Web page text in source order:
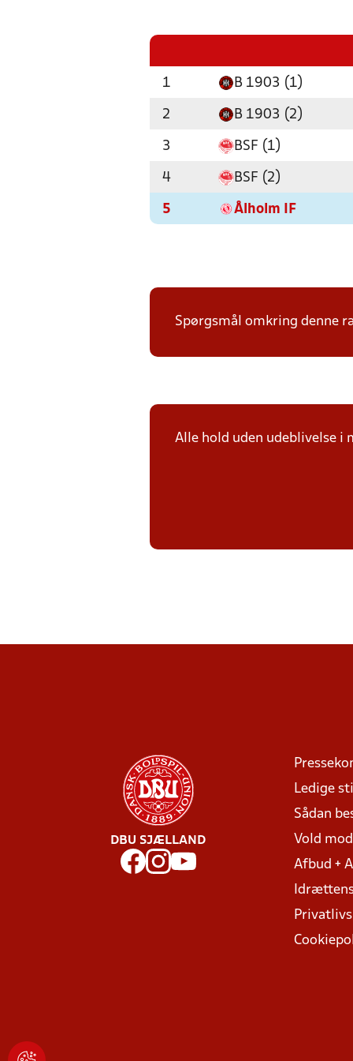
1 B 1903 (1)
2 B 1903 (2)
3 BSF (1)
4 BSF (2)
5 Ålholm IF
Spørgsmål omkring denne
Alle hold uden udeblivelse
DBU SJÆLLAND
Ledige
Sådan
Vold
Afbud +